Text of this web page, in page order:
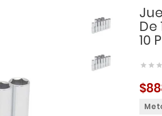
De
10
  